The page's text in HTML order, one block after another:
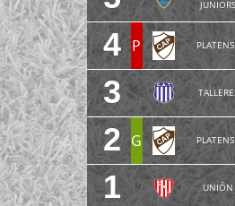
JUNIORS
4 P
3
2 G
1 UNIÓN